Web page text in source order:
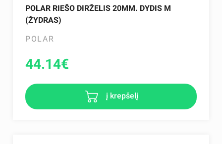
POLAR RIEŠO DIRŽELIS 20MM. DYDIS M
(ŽYDRAS)
POLAR
44.14€
į krepšelį